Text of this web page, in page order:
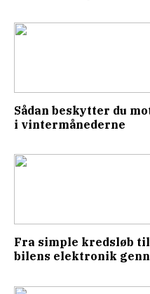
Sådan beskytter du
i vintermånederne
Fra simple kredsløb
bilens elektronik